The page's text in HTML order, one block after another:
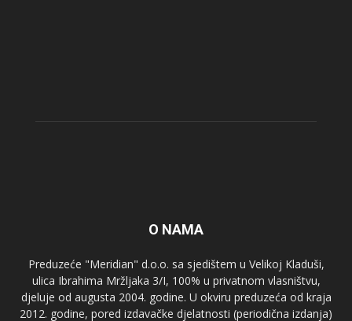
O NAMA
Preduzeće "Meridian" d.o.o. sa sjedištem u Velikoj Kladuši,
ulica Ibrahima Mržljaka 3/I, 100% u privatnom vlasništvu,
djeluje od augusta 2004. godine. U okviru preduzeća od kraja
2012. godine, pored izdavačke djelatnosti (periodična izdanja)